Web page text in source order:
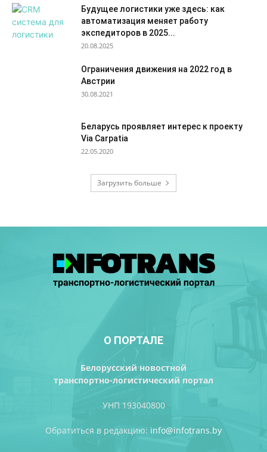
Будущее логистики уже здесь: как
автоматизация меняет работу
экспедиторов в 2025...
20.08.2025
Ограничения движения на 2022 год в
Австрии
30.08.2021
Беларусь проявляет интерес к проекту
Via Carpatia
22.05.2020
Загрузить больше
О ПОРТАЛЕ
Белорусский новостной
транспортно-логистический портал
УНП 193040800
Обратиться в редакцию: info@infotrans.bу